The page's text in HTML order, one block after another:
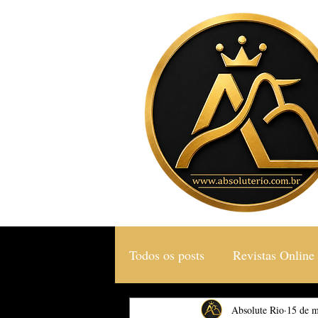
Todos os posts Revistas Online
Gastronomia & Turismo
Absolute Rio 15 de